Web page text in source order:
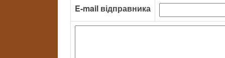
E-mail відправника